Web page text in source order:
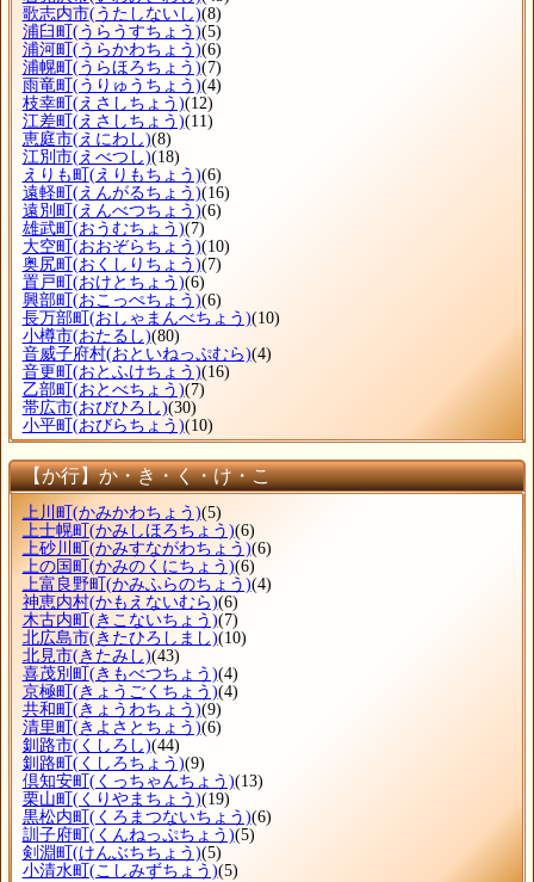
歌志内市(うたしないし)(8)
浦臼町 (うらうすちょう)(5)
浦河町 (うらかわちょう)(6)
浦幌町 (うらほろちょう)(7)
雨竜町 (うりゅうちょう)(4)
枝幸町 (えさしちょう)(12)
江差町 (えさしちょう)(11)
恵庭市(えにわし)(8)
江別市(えべつし)(18)
えりも町 (えりもちょう)(6)
遠軽町 (えんがるちょう)(16)
遠別町 (えんべつちょう)(6)
雄武町 (おうむちょう)(7)
大空町 (おおぞらちょう)(10)
奥尻町 (おくしりちょう)(7)
置戸町 (おけとちょう)(6)
興部町 (おこっぺちょう)(6)
長万部町 (おしゃまんべちょう)(10)
小樽市(おたるし)(80)
音威子府村(おといねっぷむら)(4)
音更町 (おとふけちょう)(16)
乙部町 (おとべちょう)(7)
帯広市(おびひろし)(30)
小平町 (おびらちょう)(10)
【か行】か・き・く・け・こ
上川町 (かみかわちょう)(5)
上士幌町 (かみしほろちょう)(6)
上砂川町 (かみすながわちょう)(6)
上の国町 (かみのくにちょう)(6)
上富良野町 (かみふらのちょう)(4)
神恵内村(かもえないむら)(6)
木古内町 (きこないちょう)(7)
北広島市(きたひろしまし)(10)
北見市(きたみし)(43)
喜茂別町 (きもべつちょう)(4)
京極町 (きょうごくちょう)(4)
共和町 (きょうわちょう)(9)
清里町 (きよさとちょう)(6)
釧路市(くしろし)(44)
釧路町 (くしろちょう)(9)
倶知安町 (くっちゃんちょう)(13)
栗山町 (くりやまちょう)(19)
黒松内町 (くろまつないちょう)(6)
訓子府町 (くんねっぷちょう)(5)
剣淵町 (けんぶちちょう)(5)
小清水町 (こしみずちょう)(5)